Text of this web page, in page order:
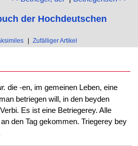
der Hochdeutschen
Zufälliger Artikel
die -en, im gemeinen Leben, eine
betriegen will, in den beyden
Es ist eine Betriegerey. Alle
den Tag gekommen. Triegerey bey